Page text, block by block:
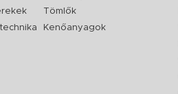
Tömlők
Kenőanyagok